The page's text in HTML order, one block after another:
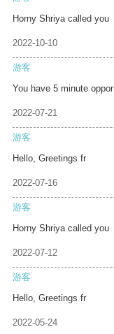
Horny Shriya called you
2022-10-10
游客
You have 5 minute oppor
2022-07-21
游客
Hello, Greetings fr
2022-07-16
游客
Horny Shriya called you
2022-07-12
游客
Hello, Greetings fr
2022-05-24